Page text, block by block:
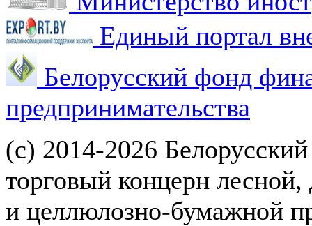
Единый портал
Белорусский фонд
предпринимательства
(с) 2014-2026
торговый концерн
и целлюлозно-бумажной